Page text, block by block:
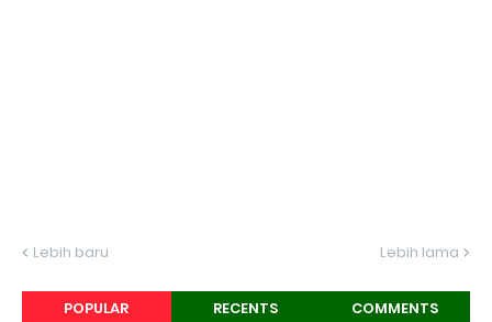
Lebih baru Lebih lama
POPULAR RECENTS COMMENTS